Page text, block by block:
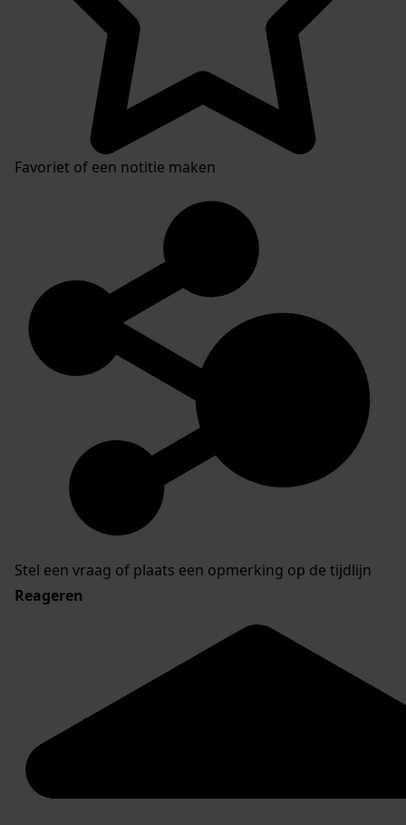
Favoriet of een notitie maken
Stel een vraag of plaats een opmerking op de tijdlijn
Reageren